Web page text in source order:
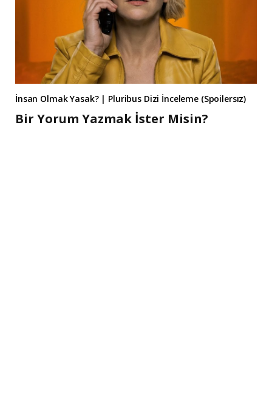
İnsan Olmak Yasak? | Pluribus Dizi İnceleme (Spoilersız)
Bir Yorum Yazmak İster Misin?